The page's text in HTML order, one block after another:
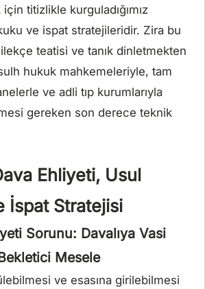
titizlikle kurguladığımız
ve ispat stratejileridir. Zira bu
teatisi ve tanık dinletmekten
hukuk mahkemeleriyle, tam
ve adli tıp kurumlarıyla
gereken son derece teknik
Ehliyeti, Usul
İspat Stratejisi
Sorunu: Davalıya Vasi
Mesele
ve esasına girilebilmesi